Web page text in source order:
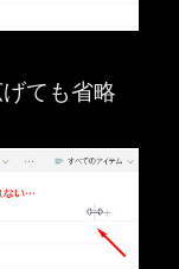
ても省略